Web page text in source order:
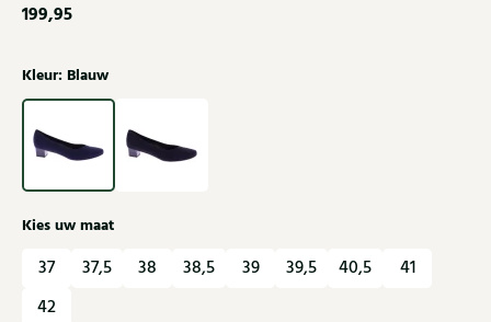
199,95
Kleur: Blauw
Kies uw maat
37 37,5 38 38,5 39 39,5 40,5
41
42